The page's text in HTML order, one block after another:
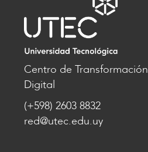
Centro de Transformación
Digital
(+598) 2603 8832
red@utec.edu.uy